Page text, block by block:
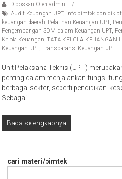
Diposkan Oleh:admin
Audit Keuangan UPT, info bimtek dan
keuangan daerah, Pelatihan Keuangan UPT,
Pengembangan SDM dalam Keuangan UPT,
Kelola Keuangan,TATA KELOLA KEUANGAN
Keuangan UPT,Transparansi Keuangan UPT
Unit Pelaksana Teknis (UPT)
penting dalam menjalankan fungsi-
berbagai sektor, seperti pendidikan,
Sebagai
Baca selengkapnya
cari materi/bimtek